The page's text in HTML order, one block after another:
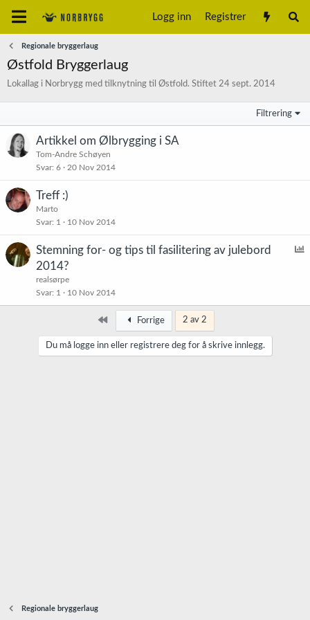
Logg inn Registrer
Regionale bryggerlaug
Østfold Bryggerlaug
Lokallag i Norbrygg med tilknytning til Østfold. Stiftet 24 sept. 2014
Filtrering
Artikkel om Ølbrygging i SA
Tom-Andre Schøyen
Svar 6 20 Nov 2014
Treff :)
Marto
Svar 1 10 Nov 2014
A
e
Stemning for- og tips til fasilitering av julebord
2014?
realsørpe
Svar 1 10 Nov 2014
Først Forrige 2 av 2
Du må logge inn eller registrere deg for å skrive innlegg.
Regionale bryggerlaug